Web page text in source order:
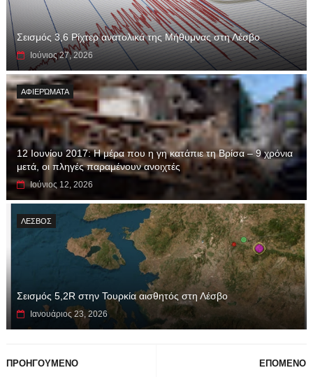
Σεισμός 3,6 Ρίχτερ ανατολικά της Μήθυμνας στη Λέσβο
Ιούνιος 27, 2026
ΑΦΙΕΡΏΜΑΤΑ
12 Ιουνίου 2017: Η μέρα που η γη κατάπιε τη Βρίσα – 9 χρόνια
μετά, οι πληγές παραμένουν ανοιχτές
Ιούνιος 12, 2026
ΛΕΣΒΟΣ
Σεισμός 5,2R στην Τουρκία αισθητός στη Λέσβο
Ιανουάριος 23, 2026
ΕΠΟΜΕΝΟ
ΠΡΟΗΓΟΥΜΕΝΟ